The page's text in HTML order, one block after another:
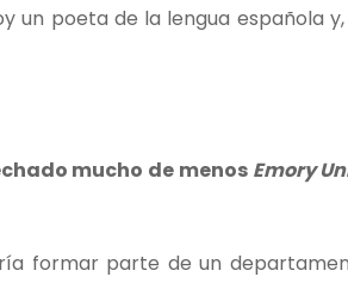
un poeta de la lengua española
mucho de menos Emory
formar parte de un